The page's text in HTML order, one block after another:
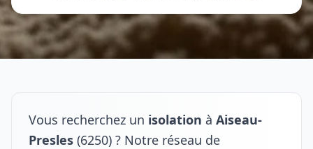
Vous recherchez un isolation à Aiseau-
Presles (6250) ? Notre réseau de